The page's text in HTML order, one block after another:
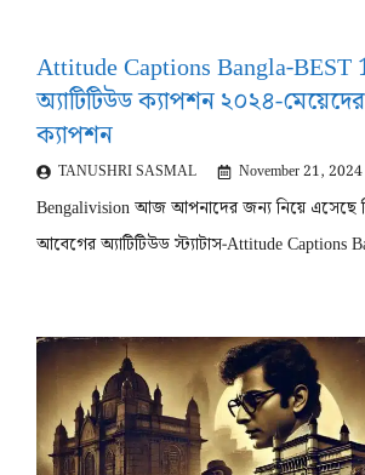
Attitude Captions Bangla-BEST
অ্যাটিটিউড ক্যাপশন ২০২৪-
ক্যাপশন
TANUSHRI SASMAL November 21, 2024
Bengalivision আজ আপনাদের জন্য নিয়ে
আবেগের অ্যাটিটিউড স্ট্যাটাস-Attitude Captions